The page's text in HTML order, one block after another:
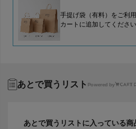
手提げ袋（有料）をご利用
カートに追加してください
あとで買うリスト Powered by
あとで買うリストに入っている